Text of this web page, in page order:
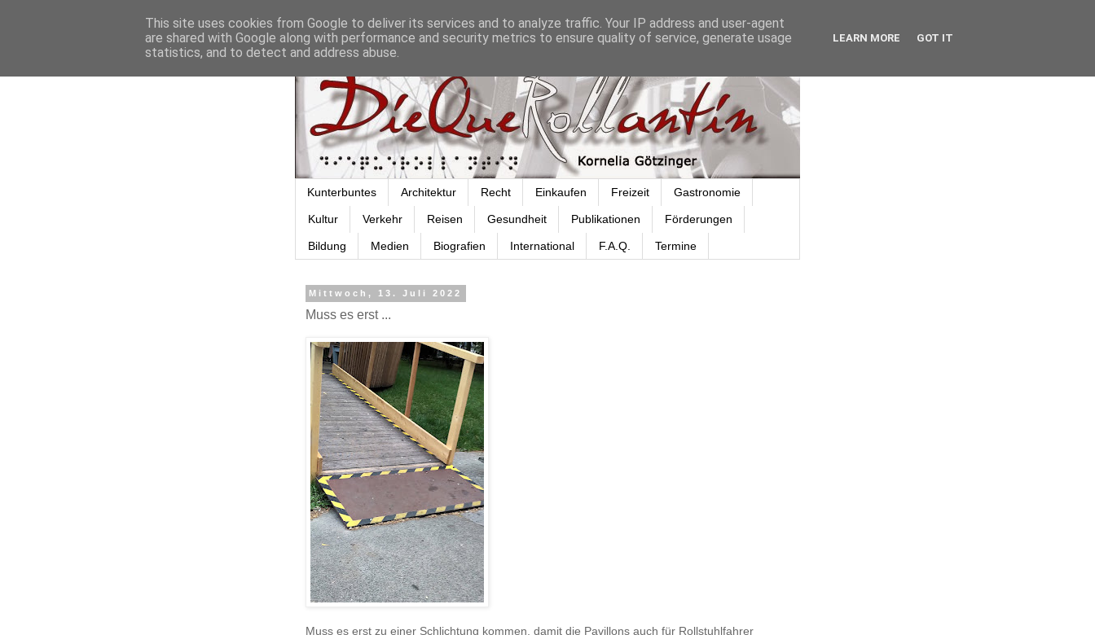
Kunterbuntes Architektur Recht Einkaufen Freizeit Gastronomie
Kultur Verkehr Reisen Gesundheit Publikationen Förderungen
Bildung Medien Biografien International F.A.Q. Termine
Mittwoch, 13. Juli 2022
Muss es erst ...
Muss es erst zu einer Schlichtung kommen, damit die Pavillons auch für Rollstuhlfahrer
This site uses cookies from Google to deliver its services and to analyze traffic. Your IP address and user-agent
are shared with Google along with performance and security metrics to ensure quality of service, generate usage
statistics, and to detect and address abuse.
LEARN MORE GOT IT